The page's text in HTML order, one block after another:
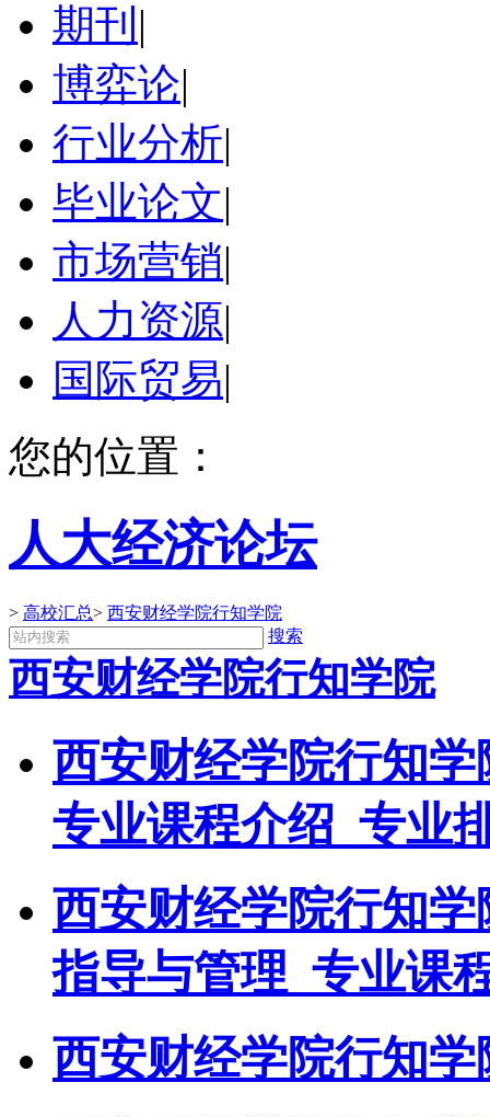
期刊 |
博弈论|
行业分析|
毕业论文|
市场营销|
人力资源|
国际贸易|
您的位置：
人大经济论坛
> 高校汇总> 西安财经学院行知学院
搜索
西安财经学院行知学院
西安财经学院行知
专业课程介绍_专业
西安财经学院行知
指导与管理_专业课
西安财经学院行知